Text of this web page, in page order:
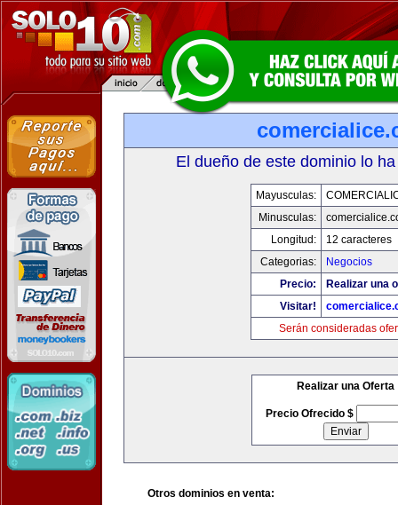
El dueño de este dominio lo
Mayusculas:
Minusculas:
Longitud:
12 caracteres
Categorias:
Negocios
Precio:
Realizar una
Visitar!
Serán consideradas
Realizar una Oferta
Precio Ofrecido $
Otros dominios en venta: